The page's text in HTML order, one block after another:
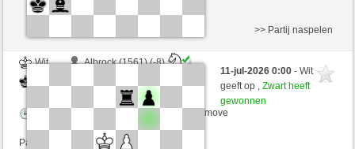
Wit
Albrock (1561) (-8)
Speelduur: 2 minutes/side + 0 seconds/move
Partij telt mee voor de ranglijst
>> Partij naspelen
11-jul-2026 0:00- Wit
geeft op ,Zwart heeft
gewonnen